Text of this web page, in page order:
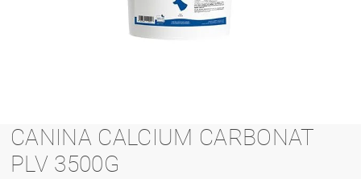
CANINA CALCIUM CARBONAT
PLV 3500G